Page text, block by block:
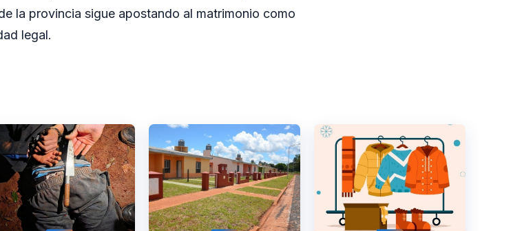
la provincia sigue apostando al matrimonio como
legal.